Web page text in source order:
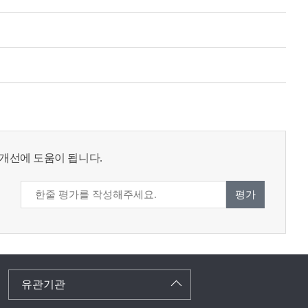
선에 도움이 됩니다.
평가
유관기관